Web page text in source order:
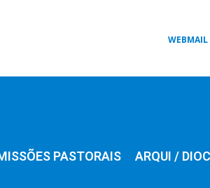
WEBMAIL
PASTORAIS ARQUI /